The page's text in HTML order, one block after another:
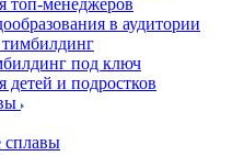
топ-менеджеров
в аудитории
под ключ
и подростков
сплавы